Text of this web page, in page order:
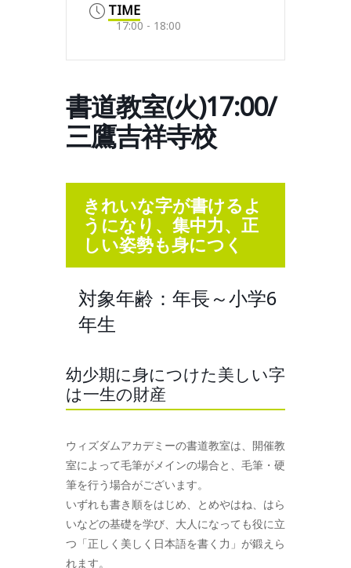
TIME
17:00 - 18:00
書道教室(火)17:00/
三鷹吉祥寺校
きれいな字が書けるよ
うになり、集中力、正
しい姿勢も身につく
対象年齢：年長～小学6
年生
幼少期に身につけた美しい字
は一生の財産
ウィズダムアカデミーの書道教室は、開催教
室によって毛筆がメインの場合と、毛筆・硬
筆を行う場合がございます。
いずれも書き順をはじめ、とめやはね、はら
いなどの基礎を学び、大人になっても役に立
つ「正しく美しく日本語を書く力」が鍛えら
れます。